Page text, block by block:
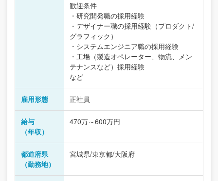
歓迎条件
・研究開発職の採用経験
・デザイナー職の採用経験（プロダクト/
グラフィック）
・システムエンジニア職の採用経験
・工場（製造オペレーター、物流、メン
テナンスなど）採用経験
など
雇用形態 正社員
給与
（年収）
470万～600万円
都道府県
（勤務地）
宮城県/東京都/大阪府